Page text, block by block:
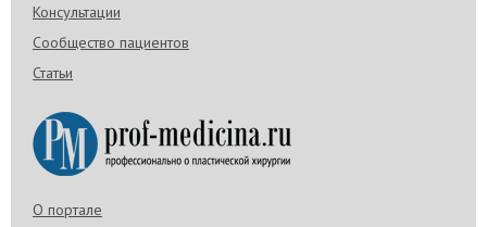
Консультации
Сообщество пациентов
Статьи
О портале